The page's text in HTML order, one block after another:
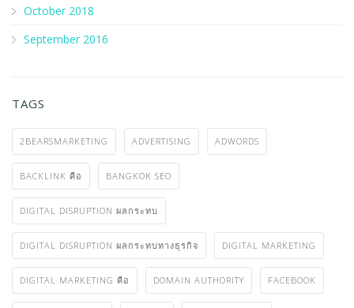
October 2018
September 2016
TAGS
2BEARSMARKETING ADVERTISING ADWORDS
BACKLINK คือ BANGKOK SEO
DIGITAL DISRUPTION ผลกระทบ
DIGITAL DISRUPTION ผลกระทบทางธุรกิจ DIGITAL MARKETING
DIGITAL MARKETING คือ DOMAIN AUTHORITY FACEBOOK